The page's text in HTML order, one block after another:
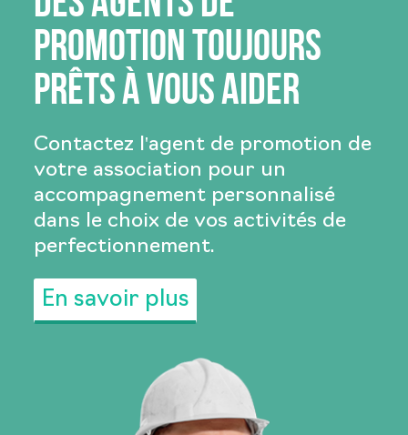
Des agents de
promotion toujours
prêts à vous aider
Contactez l'agent de promotion de
votre association pour un
dans le choix de vos activités de
perfectionnement.
En savoir plus